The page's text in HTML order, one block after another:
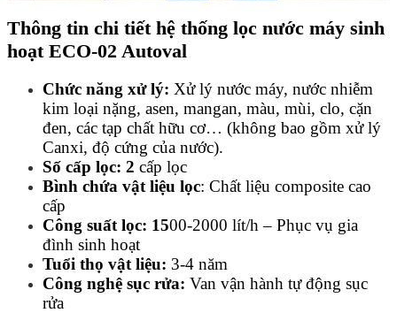
Thông tin chi tiết hệ thống lọc nước máy sinh
hoạt ECO-02 Autoval
Chức năng xử lý: Xử lý nước máy, nước nhiễm
kim loại nặng, asen, mangan, màu, mùi, clo, cặn
đen, các tạp chất hữu cơ… (không bao gồm xử lý
Canxi, độ cứng của nước).
Số cấp lọc: 2 cấp lọc
Bình chứa vật liệu lọc: Chất liệu composite cao
cấp
Công suất lọc: 1500-2000 lít/h – Phục vụ gia
đình sinh hoạt
Tuổi thọ vật liệu: 3-4 năm
Công nghệ sục rửa: Van vận hành tự động sục
rửa